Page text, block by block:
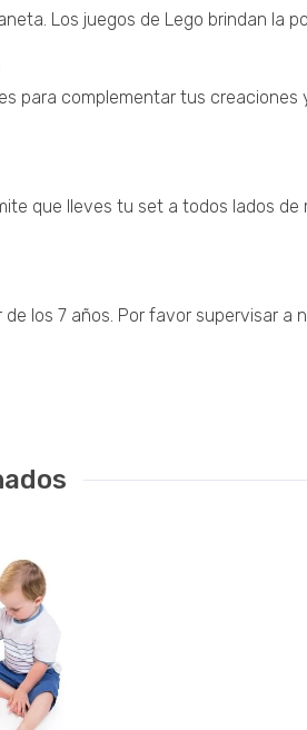
Los juegos de Lego brindan la
para complementar tus
que lleves tu set a todos lados
los 7 años. Por favor supervisar a